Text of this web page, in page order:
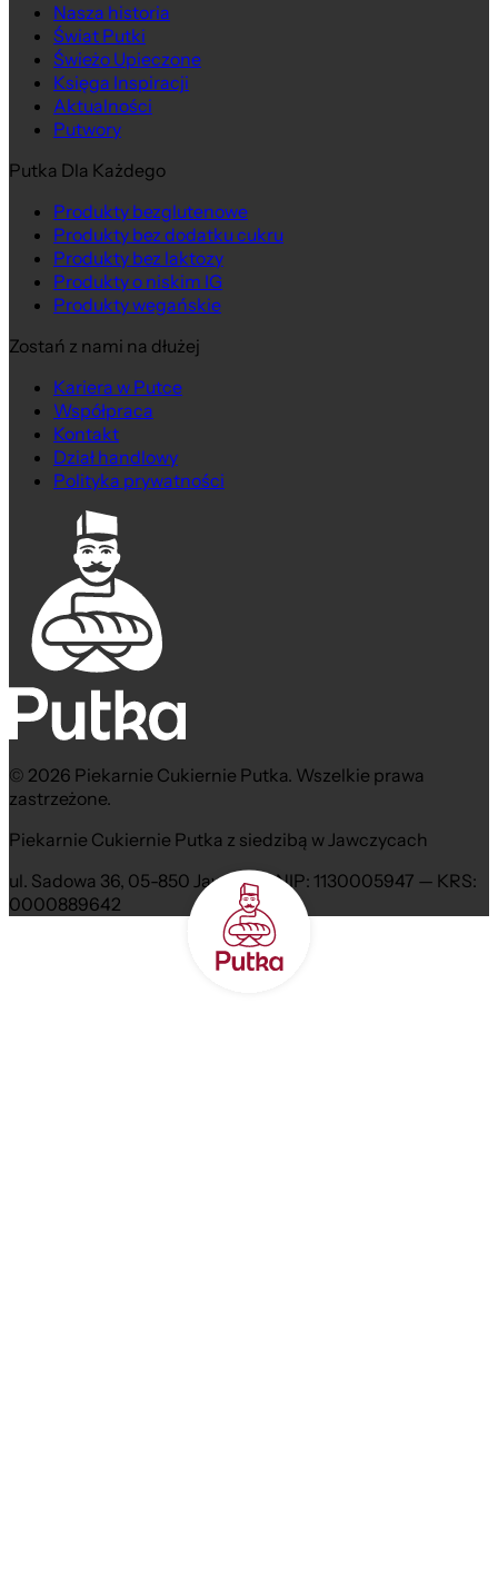
Nasza historia
Świat Putki
Świeżo Upieczone
Księga Inspiracji
Aktualności
Putwory
Putka Dla Każdego
Produkty bezglutenowe
Produkty bez dodatku cukru
Produkty bez laktozy
Produkty o niskim IG
Produkty wegańskie
Zostań z nami na dłużej
Kariera w Putce
Współpraca
Kontakt
Dział handlowy
Polityka prywatności
© 2026 Piekarnie Cukiernie Putka. Wszelkie prawa
zastrzeżone.
Piekarnie Cukiernie Putka z siedzibą w Jawczycach
ul. Sadowa 36, 05-850 Jawczyce NIP: 1130005947 — KRS:
0000889642